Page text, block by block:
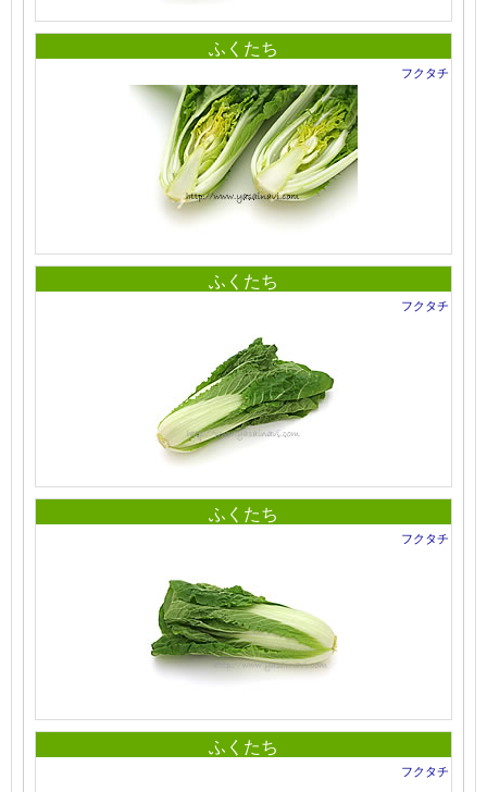
ふくたち
フクタチ
ふくたち
フクタチ
ふくたち
フクタチ
ふくたち
フクタチ